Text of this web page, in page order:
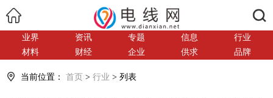
业界 资讯 专题 信息
行业
材料
财经 企业 供求 品牌
当前位置： 首页 > 行业 > 列表